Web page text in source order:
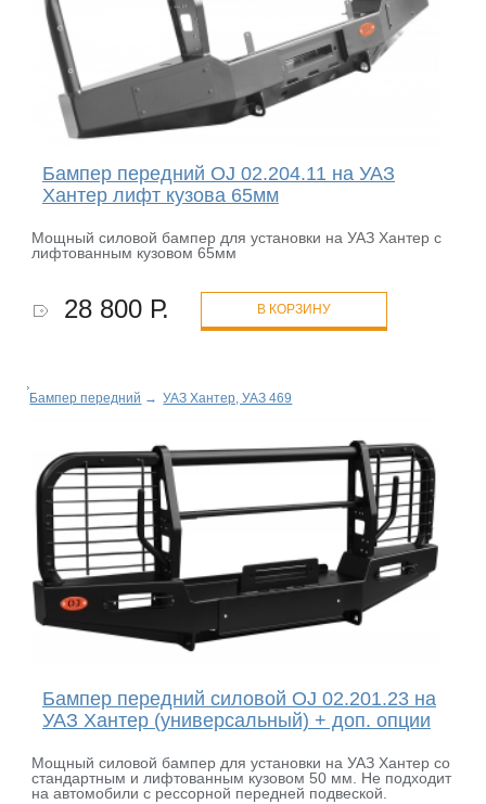
Бампер передний OJ 02.204.11 на УАЗ
Хантер лифт кузова 65мм
Мощный силовой бампер для установки на УАЗ Хантер с
лифтованным кузовом 65мм
28 800 Р. В КОРЗИНУ
Бампер передний → УАЗ Хантер, УАЗ 469
Бампер передний силовой OJ 02.201.23 на
УАЗ Хантер (универсальный) + доп. опции
Мощный силовой бампер для установки на УАЗ Хантер со
стандартным и лифтованным кузовом 50 мм. Не подходит
на автомобили с рессорной передней подвеской.